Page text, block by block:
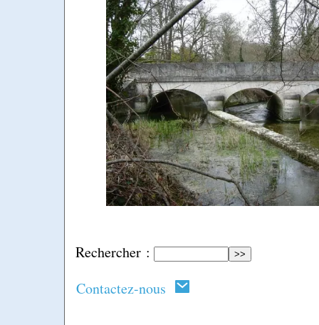
Rechercher :
Contactez-nous